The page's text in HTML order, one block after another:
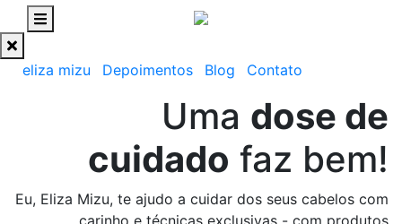
eliza mizu Depoimentos Blog Contato
Uma dose de
cuidado faz bem!
Eu, Eliza Mizu, te ajudo a cuidar dos seus cabelos com
carinho e técnicas exclusivas - com produtos